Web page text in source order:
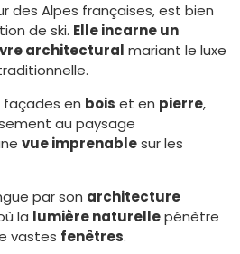
des Alpes françaises, est bien
de ski. Elle incarne un
architectural mariant le luxe
façades en bois et en pierre,
au paysage
vue imprenablesur les
par son architecture
la lumière naturellepénètre
vastes fenêtres.